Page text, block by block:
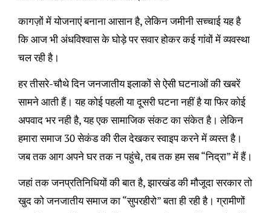
कागज़ों में योजनाएं बनाना आसान है, लेकिन जमीनी सच्चाई यह है
कि आज भी अंधविश्वास के घोड़े पर सवार होकर कई गांवों में व्यवस्था
चल रही है।
हर तीसरे-चौथे दिन जनजातीय इलाकों से ऐसी घटनाओं की खबरें
सामने आती हैं। यह कोई पहली या दूसरी घटना नहीं है या फिर कोई
अपवाद भर नही है, यह एक सामाजिक संकट का संकेत है। लेकिन
हमारा समाज 30 सेकंड की रील देखकर स्वाइप करने में व्यस्त है।
जब तक आग अपने घर तक न पहुंचे, तब तक हम सब “निद्रा” में हैं।
जहां तक जनप्रतिनिधियों की बात है, झारखंड की मौजूदा सरकार तो
खुद को जनजातीय समाज का “सुपरहीरो” बता ही रही है। ग्रामीणों